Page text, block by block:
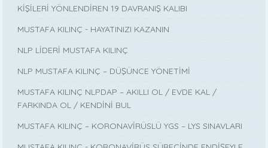
KİŞİLERİ YÖNLENDİREN 19 DAVRANIŞ KALIBI
MUSTAFA KILINÇ - HAYATINIZI KAZANIN
NLP LİDERİ MUSTAFA KILINÇ
NLP MUSTAFA KILINÇ – DÜŞÜNCE YÖNETİMİ
MUSTAFA KILINÇ NLPDAP – AKILLI OL / EVDE KAL /
FARKINDA OL / KENDİNİ BUL
MUSTAFA KILINÇ – KORONAVİRÜSLÜ YGS – LYS SINAVLARI